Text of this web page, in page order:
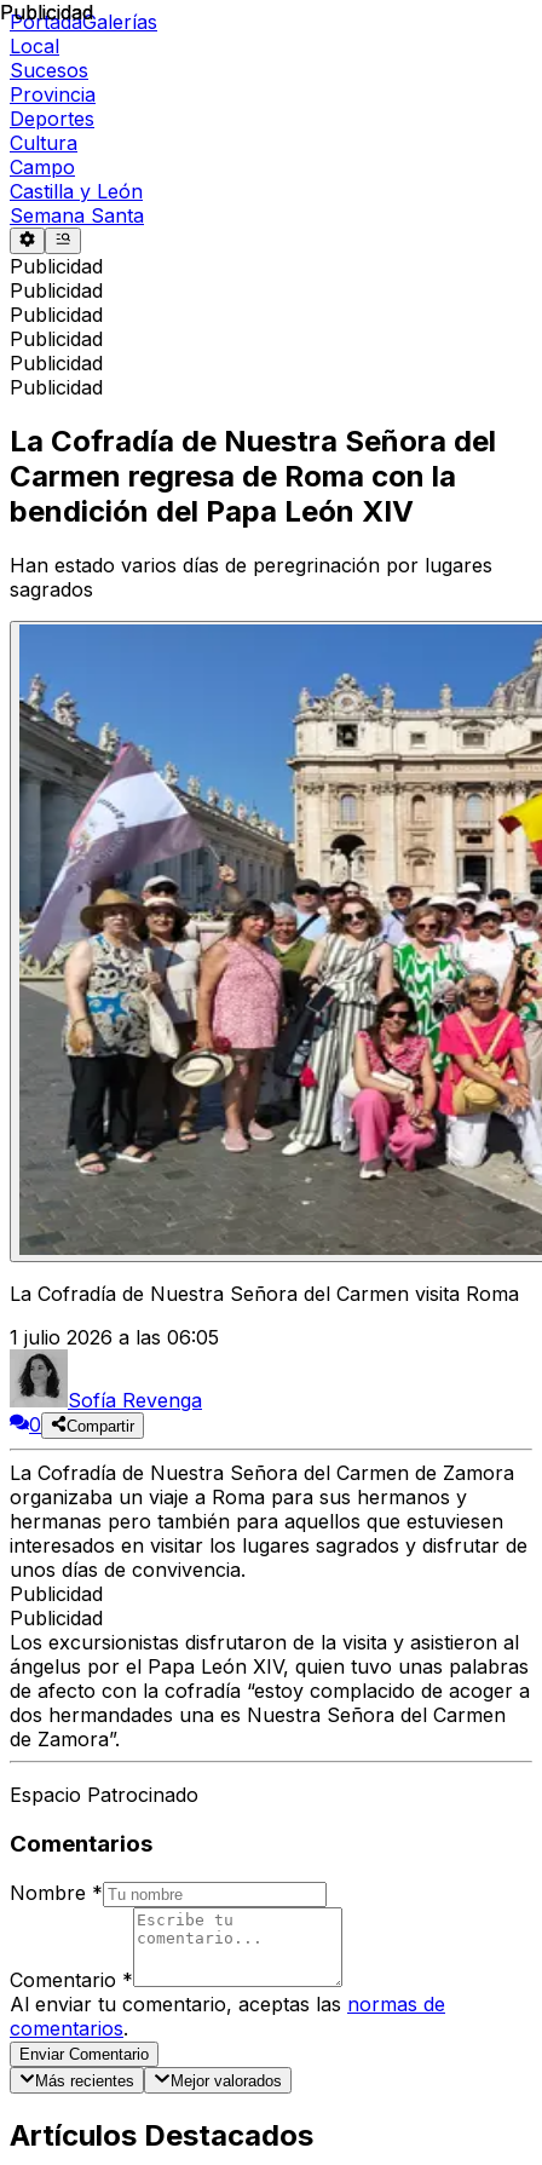
PortadaGalerías
Local
Sucesos
Provincia
Deportes
Cultura
Campo
Castilla y León
Semana Santa
Publicidad
Publicidad
Publicidad
Publicidad
Publicidad
Publicidad
Publicidad
La Cofradía de Nuestra Señora del
Carmen regresa de Roma con la
bendición del Papa León XIV
Han estado varios días de peregrinación por lugares
sagrados
La Cofradía de Nuestra Señora del Carmen visita Roma
1 julio 2026 a las 06:05
Sofía Revenga
0
Compartir
La Cofradía de Nuestra Señora del Carmen de Zamora
organizaba un viaje a Roma para sus hermanos y
hermanas pero también para aquellos que estuviesen
interesados en visitar los lugares sagrados y disfrutar de
unos días de convivencia.
Publicidad
Publicidad
Los excursionistas disfrutaron de la visita y asistieron al
ángelus por el Papa León XIV, quien tuvo unas palabras
de afecto con la cofradía “estoy complacido de acoger a
dos hermandades una es Nuestra Señora del Carmen
de Zamora”.
Espacio Patrocinado
Comentarios
Nombre *
Comentario *
Al enviar tu comentario, aceptas las normas de
comentarios.
Enviar Comentario
Más recientes
Mejor valorados
Artículos Destacados
Publicidad